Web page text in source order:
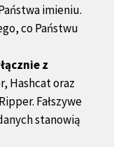
imieniu.
co Państwu
z
Hashcat oraz
Fałszywe
stanowią